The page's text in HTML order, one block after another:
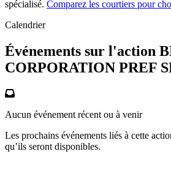
spécialisé. Comparez les courtiers pour
Calendrier
Événements sur l'action
CORPORATION PREF
Aucun événement récent ou à venir
Les prochains événements liés à cette
qu’ils seront disponibles.